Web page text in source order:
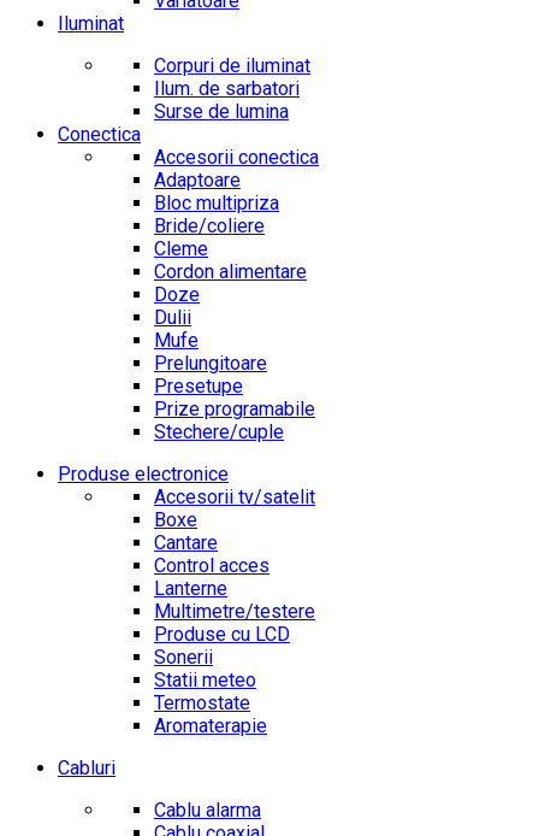
Iluminat
Corpuri de iluminat
Ilum. de sarbatori
Surse de lumina
Conectica
Accesorii conectica
Adaptoare
Bloc multipriza
Bride/coliere
Cleme
Cordon alimentare
Doze
Dulii
Mufe
Prelungitoare
Presetupe
Prize programabile
Stechere/cuple
Produse electronice
Accesorii tv/satelit
Boxe
Cantare
Control acces
Lanterne
Multimetre/testere
Produse cu LCD
Sonerii
Statii meteo
Termostate
Aromaterapie
Cabluri
Cablu alarma